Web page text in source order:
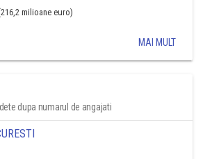
milioane euro)
MAI MULT
dupa numarul de angajati